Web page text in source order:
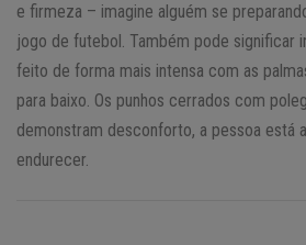
e firmeza – imagine alguém se
jogo de futebol. Também pode significar
feito de forma mais intensa com as
para baixo. Os punhos cerrados com
demonstram desconforto, a pessoa está
endurecer.